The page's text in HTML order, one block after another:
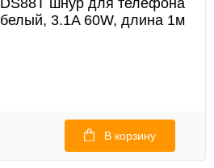
белый, 3.1A 60W, длина 1м
В корзину